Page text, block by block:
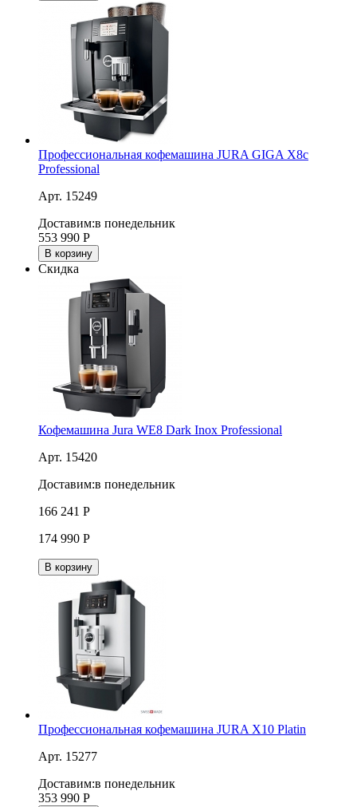
Профессиональная кофемашина JURA GIGA X8c
Professional
Арт. 15249
Доставим:в понедельник
553 990 Р
В корзину
Скидка
Кофемашина Jura WE8 Dark Inox Professional
Арт. 15420
Доставим:в понедельник
166 241 Р
174 990 Р
В корзину
Профессиональная кофемашина JURA X10 Platin
Арт. 15277
Доставим:в понедельник
353 990 Р